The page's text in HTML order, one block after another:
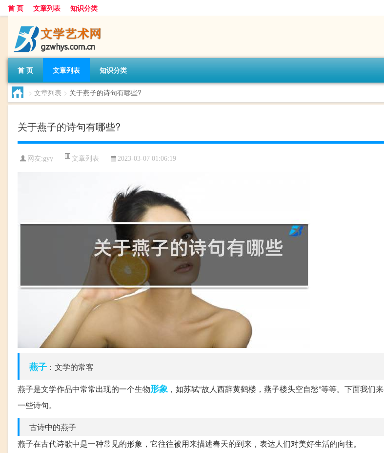
首 页 文章列表 知识分类
首 页 文章列表 知识分类
> 文章列表 > 关于燕子的诗句有哪些?
关于燕子的诗句有哪些?
网友:gyy 文章列表 2023-03-07 01:06:19
燕子 ：文学的常客
燕子是文学作品中常常出现的一个生物形象 ，如苏轼“故人西辞黄鹤楼，燕子楼头空自愁”等等。下面我们
一些诗句。
古诗中的燕子
燕子在古代诗歌中是一种常见的形象，它往往被用来描述春天的到来，表达人们对美好生活的向往。